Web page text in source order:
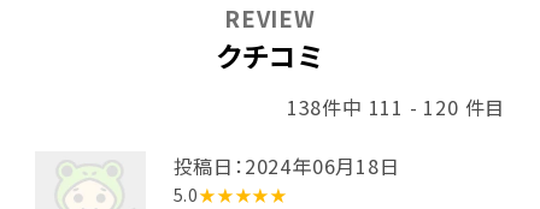
クチコミ
REVIEW
138件中 111 - 120 件目
投稿日：2024年06月18日
5.0★★★★★